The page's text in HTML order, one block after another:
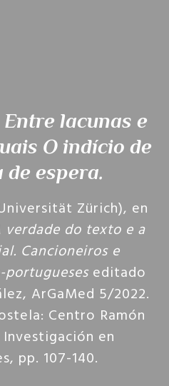
lacunas e
O indício de
de espera.
Zürich), en
verdade do texto e a
Cancioneiros e
editado
ArGaMed 5/2022.
Centro Ramón
en
pp. 107-140.